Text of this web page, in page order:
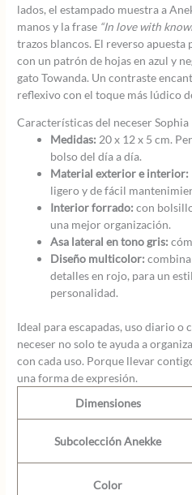
lados, el estampado muestra a
manos y la frase “In love with
trazos blancos. El reverso apuesta
con un patrón de hojas en azul y
gato Towanda. Un contraste
reflexivo con el toque más lúdico
Características del neceser Sophia
Medidas: 20 x 12 x 5 cm.
bolso del día a día.
Material exterior e interior:
ligero y de fácil
Interior forrado: con
una mejor organización.
Asa lateral en tono gris:
Diseño multicolor:
detalles en rojo, para un
personalidad.
Ideal para escapadas, uso diario o
neceser no solo te ayuda a
con cada uso. Porque llevar
una forma de expresión.
Dimensiones
Subcolección Anekke
Color